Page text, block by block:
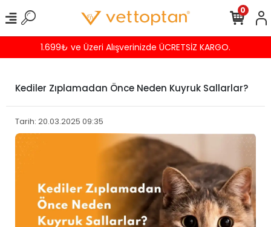
Havalede %4 İNDİRİM
0
Kediler Zıplamadan Önce Neden Kuyruk Sallarlar?
Tarih: 20.03.2025 09:35